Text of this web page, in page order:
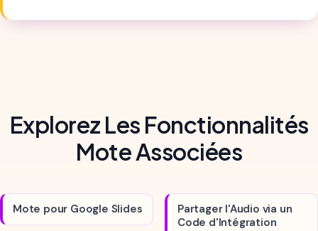
Explorez Les Fonctionnalités
Mote Associées
Mote pour Google Slides
Partager l'Audio via un
Code d'Intégration